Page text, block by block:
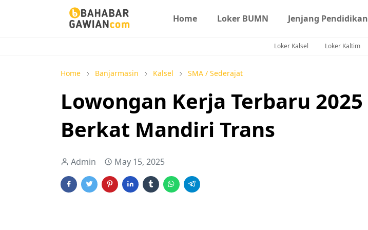
Home Loker BUMN Jenjang Pendidikan
Loker Kalsel Loker Kaltim
Home Banjarmasin Kalsel SMA / Sederajat
Lowongan Kerja Terbaru 2025
Berkat Mandiri Trans
Admin May 15, 2025